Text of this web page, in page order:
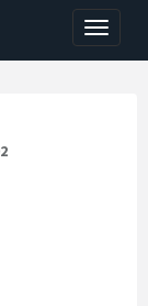
Toggle